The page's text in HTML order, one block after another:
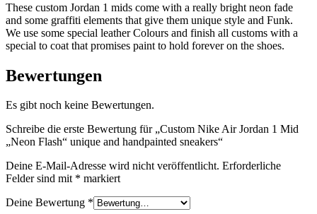
These custom Jordan 1 mids come with a really bright neon fade
and some graffiti elements that give them unique style and Funk.
We use some special leather Colours and finish all customs with a
special to coat that promises paint to hold forever on the shoes.
Bewertungen
Es gibt noch keine Bewertungen.
Schreibe die erste Bewertung für „Custom Nike Air Jordan 1 Mid
„Neon Flash“ unique and handpainted sneakers“
Deine E-Mail-Adresse wird nicht veröffentlicht. Erforderliche
Felder sind mit * markiert
Deine Bewertung *